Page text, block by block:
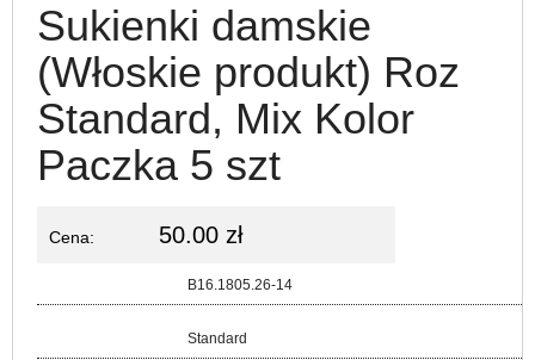
Sukienki damskie
(Włoskie produkt) Roz
Standard, Mix Kolor
Paczka 5 szt
Cena: 50.00 zł
B16.1805.26-14
Standard